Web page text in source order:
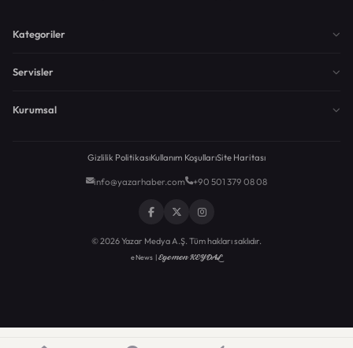
Kategoriler
Servisler
Kurumsal
Gizlilik PolitikasıKullanım KoşullarıSite Haritası
info@yazarhaber.com +90 501 379 08 08
© 2026 Yazar Medya A.Ş. Tüm hakları saklıdır.
eNews |Egemen KEYDAL